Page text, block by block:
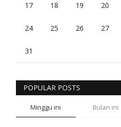
17 18 19 20
24 25 26 27
31
POPULAR POSTS
Minggu ini Bulan ini